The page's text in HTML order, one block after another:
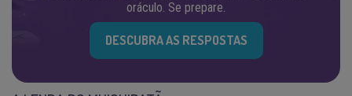
oráculo. Se prepare.
DESCUBRA AS RESPOSTAS